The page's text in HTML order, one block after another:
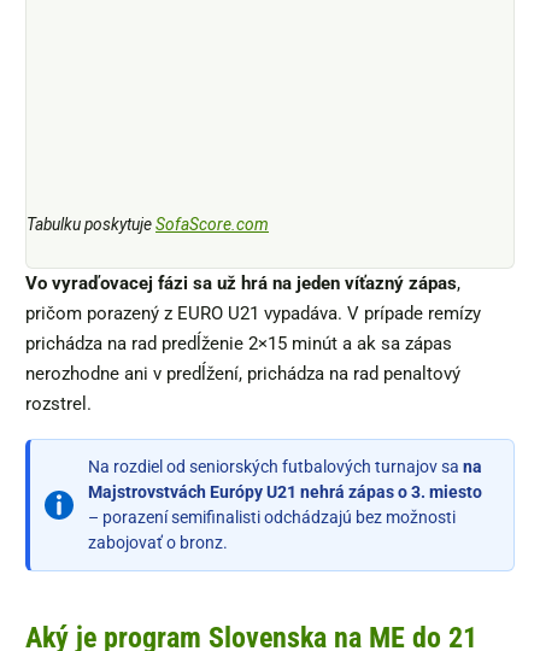
Tabulku poskytujeSofaScore.com
Vo vyraďovacej fázi sa už hrá na jeden víťazný zápas,
pričom porazený z EURO U21 vypadáva. V prípade remízy
prichádza na rad predĺženie 2×15 minút a ak sa zápas
nerozhodne ani v predĺžení, prichádza na rad penaltový
rozstrel.
Na rozdiel od seniorských futbalových turnajov sa na
Majstrovstvách Európy U21 nehrá zápas o 3. miesto
– porazení semifinalisti odchádzajú bez možnosti
zabojovať o bronz.
Aký je program Slovenska na ME do 21